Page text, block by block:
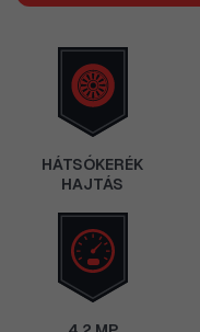
HÁTSÓKERÉK
HAJTÁS